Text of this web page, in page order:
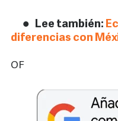
Lee también:
diferencias con
OF